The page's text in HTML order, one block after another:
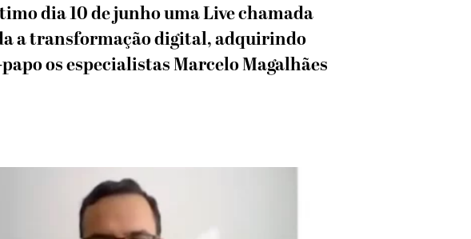
dia 10 de junho uma Live chamada
a transformação digital, adquirindo
os especialistas Marcelo Magalhães